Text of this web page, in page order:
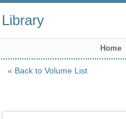
Library
Home
Back to Volume List